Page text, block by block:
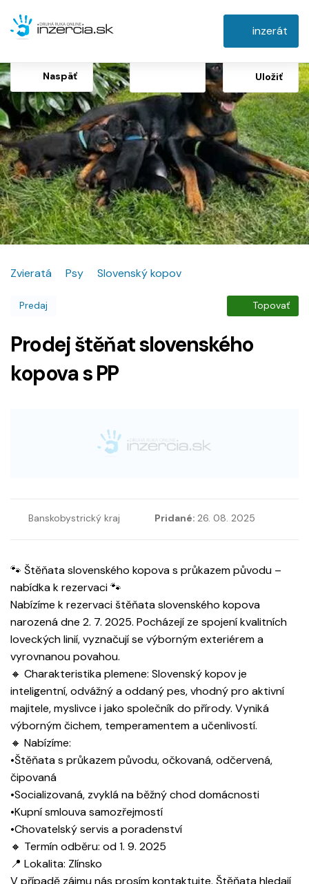
inzerát
Naspäť Uložiť
Zvieratá Psy Slovenský kopov
Predaj Topovať
Prodej štěňat slovenského
kopova s PP
Banskobystrický kraj Pridané: 26. 08. 2025
🐾 Štěňata slovenského kopova s průkazem původu –
nabídka k rezervaci 🐾
Nabízíme k rezervaci štěňata slovenského kopova
narozená dne 2. 7. 2025. Pocházejí ze spojení kvalitních
loveckých linií, vyznačují se výborným exteriérem a
vyrovnanou povahou.
🔸 Charakteristika plemene: Slovenský kopov je
inteligentní, odvážný a oddaný pes, vhodný pro aktivní
majitele, myslivce i jako společník do přírody. Vyniká
výborným čichem, temperamentem a učenlivostí.
🔸 Nabízíme:
•Štěňata s průkazem původu, očkovaná, odčervená,
čipovaná
•Socializovaná, zvyklá na běžný chod domácnosti
•Kupní smlouva samozřejmostí
•Chovatelský servis a poradenství
🔸 Termín odběru: od 1. 9. 2025
📍 Lokalita: Zlínsko
V případě zájmu nás prosím kontaktujte. Štěňata hledají